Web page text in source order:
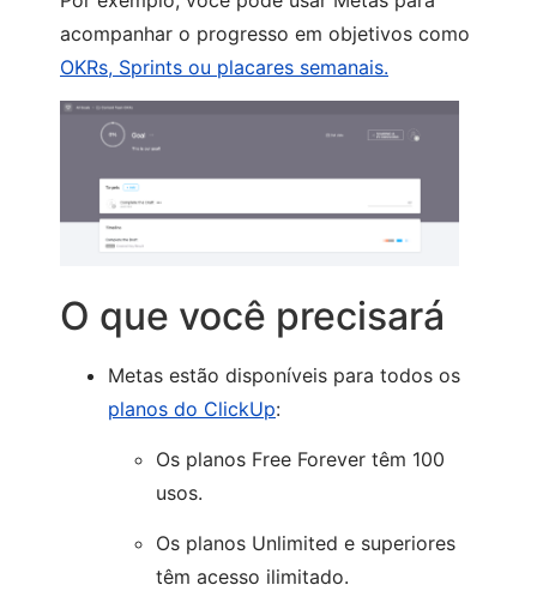
acompanhar o progresso em objetivos como
OKRs, Sprints ou placares semanais.
O que você precisará
Metas estão disponíveis para todos os
planos do ClickUp:
Os planos Free Forever têm 100
usos.
Os planos Unlimited e superiores
têm acesso ilimitado.